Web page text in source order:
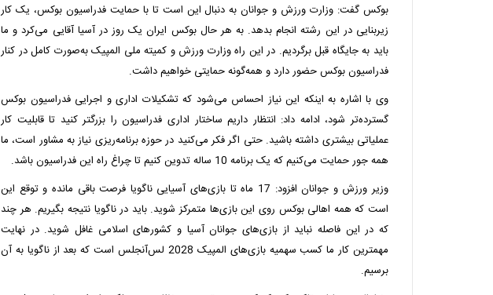
بوکس گفت: وزارت ورزش و جوانان به دنبال این است تا با حمایت فدراسیون بوکس، یک کار
زیربنایی در این رشته انجام بدهد. به هر حال بوکس ایران یک روز در آسیا آقایی می‌کرد و ما
باید به جایگاه قبل برگردیم. در این راه وزارت ورزش و کمیته ملی المپیک به‌صورت کامل در کنار
فدراسیون بوکس حضور دارد و همه‌گونه حمایتی خواهیم داشت.
وی با اشاره به اینکه این نیاز احساس می‌شود که تشکیلات اداری و اجرایی فدراسیون بوکس
گسترده‌تر شود، ادامه داد: انتظار داریم ساختار اداری فدراسیون را بزرگتر کنید تا قابلیت کار
عملیاتی بیشتری داشته باشید. حتی اگر فکر می‌کنید در حوزه برنامه‌ریزی نیاز به مشاور است، ما
همه جور حمایت می‌کنیم که یک برنامه 10 ساله تدوین کنیم تا چراغ راه این فدراسیون باشد.
وزیر ورزش و‌ جوانان افزود: 17 ماه تا بازی‌های آسیایی ناگویا فرصت باقی مانده و توقع این
است که همه اهالی بوکس روی این بازی‌ها متمرکز شوید. باید در ناگویا نتیجه بگیریم. هر چند
که در این فاصله نباید از بازی‌های جوانان آسیا و کشورهای اسلامی غافل شوید. در نهایت
مهمترین کار ما کسب سهمیه بازی‌های المپیک 2028 لس‌آنجلس است که بعد از ناگویا به آن
برسیم.